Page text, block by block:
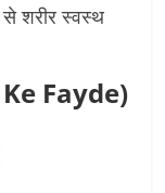
से शरीर स्वस्थ
Ke Fayde)